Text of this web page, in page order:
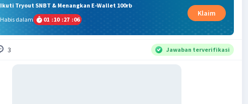
Ikuti Tryout SNBT & Menangkan E-Wallet 100rb
Habis dalam
01 :10 :27 :06
Klaim
3 Jawaban terverifikasi